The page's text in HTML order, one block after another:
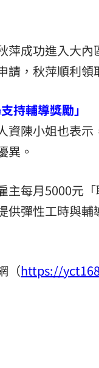
萍成功進入大
請，秋萍順利
持輔導獎勵」
資陳小姐也表示
異。
主每月5000元
供彈性工時與
（https://